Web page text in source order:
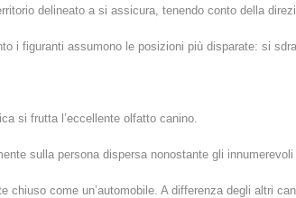
delineato a si assicura, tenendo conto della
i figuranti assumono le posizioni più disparate: si
si frutta l’eccellente olfatto canino.
sulla persona dispersa nonostante gli innumerevoli
come un’automobile. A differenza degli altri